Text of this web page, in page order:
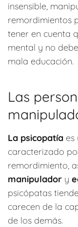
insensible,
remordimientos
tener en cuenta
mental y no
mala educación.
Las
La psicopatía es
caracterizado
remordimiento,
manipulador y
psicópatas
carecen de la
de los demás.